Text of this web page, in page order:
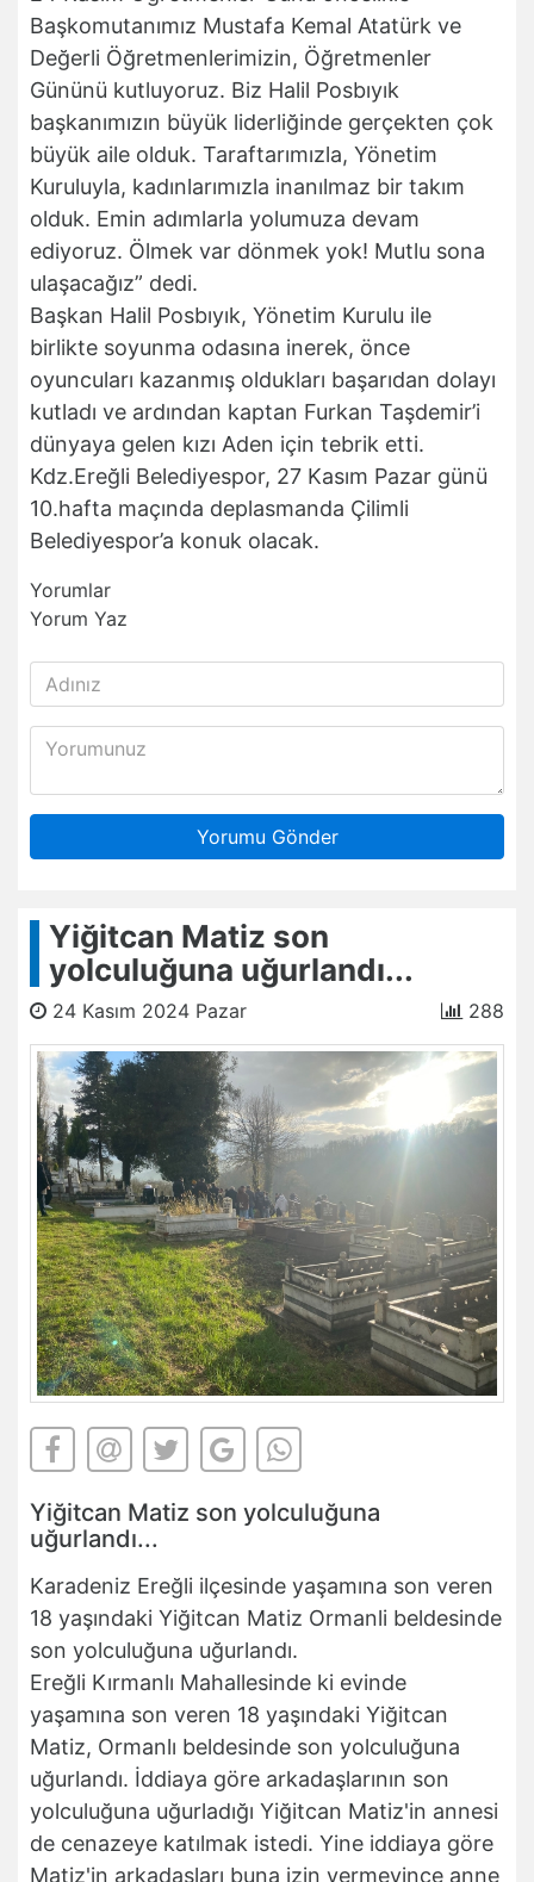
Başkomutanımız Mustafa Kemal Atatürk ve
Değerli Öğretmenlerimizin, Öğretmenler
Gününü kutluyoruz. Biz Halil Posbıyık
başkanımızın büyük liderliğinde gerçekten çok
büyük aile olduk. Taraftarımızla, Yönetim
Kuruluyla, kadınlarımızla inanılmaz bir takım
olduk. Emin adımlarla yolumuza devam
ediyoruz. Ölmek var dönmek yok! Mutlu sona
ulaşacağız” dedi.
Başkan Halil Posbıyık, Yönetim Kurulu ile
birlikte soyunma odasına inerek, önce
oyuncuları kazanmış oldukları başarıdan dolayı
kutladı ve ardından kaptan Furkan Taşdemir’i
dünyaya gelen kızı Aden için tebrik etti.
Kdz.Ereğli Belediyespor, 27 Kasım Pazar günü
10.hafta maçında deplasmanda Çilimli
Belediyespor’a konuk olacak.
Yorumlar
Yorum Yaz
Yorumu Gönder
Yiğitcan Matiz son
yolculuğuna uğurlandı...
24 Kasım 2024 Pazar 288
Yiğitcan Matiz son yolculuğuna
uğurlandı...
Karadeniz Ereğli ilçesinde yaşamına son veren
18 yaşındaki Yiğitcan Matiz Ormanli beldesinde
son yolculuğuna uğurlandı.
Ereğli Kırmanlı Mahallesinde ki evinde
yaşamına son veren 18 yaşındaki Yiğitcan
Matiz, Ormanlı beldesinde son yolculuğuna
uğurlandı. İddiaya göre arkadaşlarının son
yolculuğuna uğurladığı Yiğitcan Matiz'in annesi
de cenazeye katılmak istedi. Yine iddiaya göre
Matiz'in arkadaşları buna izin vermeyince anne